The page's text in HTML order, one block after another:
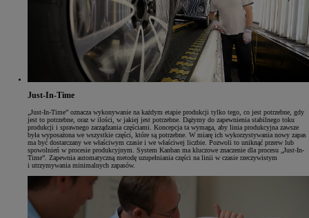
Just-In-Time
„Just-In-Time” oznacza wykonywanie na każdym etapie produkcji tylko tego, co jest potrzebne, gdy
jest to potrzebne, oraz w ilości, w jakiej jest potrzebne. Dążymy do zapewnienia stabilnego toku
produkcji i sprawnego zarządzania częściami. Koncepcja ta wymaga, aby linia produkcyjna zawsze
była wyposażona we wszystkie części, które są potrzebne. W miarę ich wykorzystywania nowy zapas
ma być dostarczany we właściwym czasie i we właściwej liczbie. Pozwoli to uniknąć przerw lub
spowolnień w procesie produkcyjnym. System Kanban ma kluczowe znaczenie dla procesu „Just-In-
Time”. Zapewnia automatyczną metodę uzupełniania części na linii w czasie rzeczywistym
i utrzymywania minimalnych zapasów.